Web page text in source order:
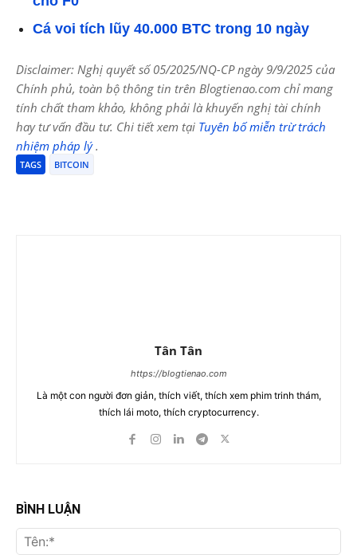
Cá voi tích lũy 40.000 BTC trong 10 ngày
Disclaimer: Nghị quyết số 05/2025/NQ-CP ngày 9/9/2025 của
Chính phủ, toàn bộ thông tin trên Blogtienao.com chỉ mang
tính chất tham khảo, không phải là khuyến nghị tài chính
hay tư vấn đầu tư. Chi tiết xem tại Tuyên bố miễn trừ trách
nhiệm pháp lý.
TAGS BITCOIN
Tân Tân
https://blogtienao.com
Là một con người đơn giản, thích viết, thích xem phim trinh thám,
thích lái moto, thích cryptocurrency.
BÌNH LUẬN